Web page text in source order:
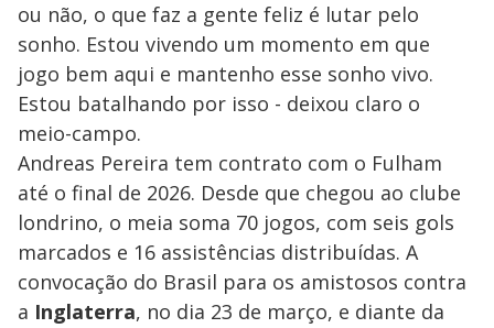
ou não, o que faz a gente feliz é lutar pelo
sonho. Estou vivendo um momento em que
jogo bem aqui e mantenho esse sonho vivo.
Estou batalhando por isso - deixou claro o
meio-campo.
Andreas Pereira tem contrato com o Fulham
até o final de 2026. Desde que chegou ao clube
londrino, o meia soma 70 jogos, com seis gols
marcados e 16 assistências distribuídas. A
convocação do Brasil para os amistosos contra
a Inglaterra, no dia 23 de março, e diante da